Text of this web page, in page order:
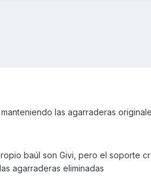
las agarraderas
baúl son Givi, pero el soporte
agarraderas eliminadas